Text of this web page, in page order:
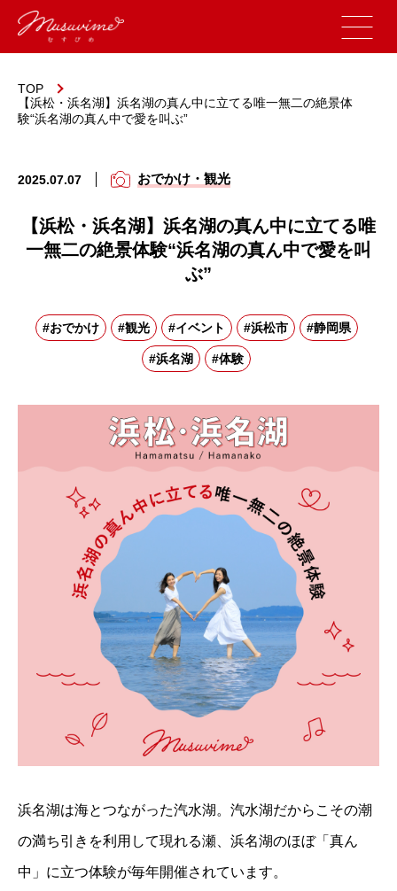
TOP
【浜松・浜名湖】浜名湖の真ん中に立てる唯一無二の絶景体
験“浜名湖の真ん中で愛を叫ぶ”
2025.07.07 おでかけ・観光
【浜松・浜名湖】浜名湖の真ん中に立てる唯
一無二の絶景体験“浜名湖の真ん中で愛を叫
ぶ”
#おでかけ #観光 #イベント #浜松市 #静岡県
#浜名湖 #体験
浜名湖は海とつながった汽水湖。汽水湖だからこその潮
の満ち引きを利用して現れる瀬、浜名湖のほぼ「真ん
中」に立つ体験が毎年開催されています。